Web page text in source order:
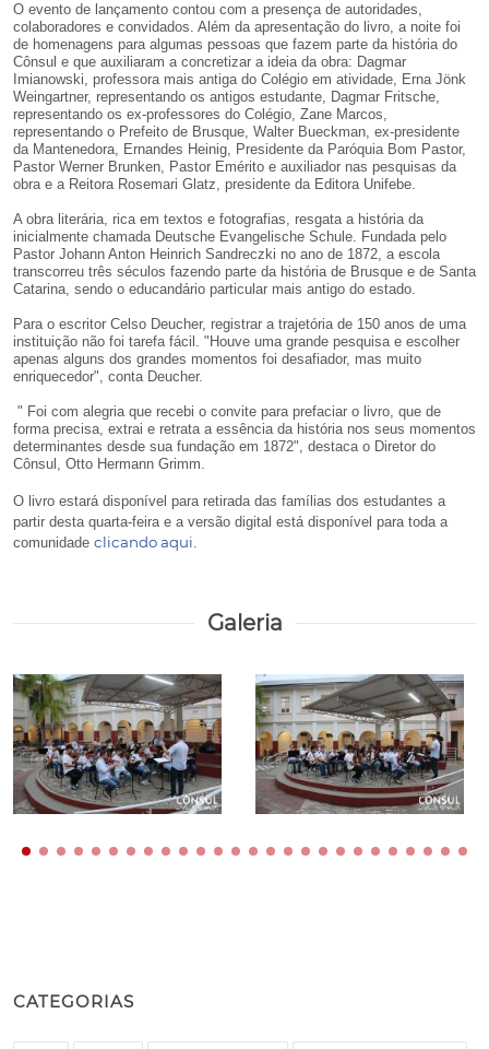
O evento de lançamento contou com a presença de autoridades,
colaboradores e convidados. Além da apresentação do livro, a noite foi
de homenagens para algumas pessoas que fazem parte da história do
Cônsul e que auxiliaram a concretizar a ideia da obra: Dagmar
Imianowski, professora mais antiga do Colégio em atividade, Erna Jönk
Weingartner, representando os antigos estudante, Dagmar Fritsche,
representando os ex-professores do Colégio, Zane Marcos,
representando o Prefeito de Brusque, Walter Bueckman, ex-presidente
da Mantenedora, Ernandes Heinig, Presidente da Paróquia Bom Pastor,
Pastor Werner Brunken, Pastor Emérito e auxiliador nas pesquisas da
obra e a Reitora Rosemari Glatz, presidente da Editora Unifebe.
A obra literária, rica em textos e fotografias, resgata a história da
inicialmente chamada Deutsche Evangelische Schule. Fundada pelo
Pastor Johann Anton Heinrich Sandreczki no ano de 1872, a escola
transcorreu três séculos fazendo parte da história de Brusque e de Santa
Catarina, sendo o educandário particular mais antigo do estado.
Para o escritor Celso Deucher, registrar a trajetória de 150 anos de uma
instituição não foi tarefa fácil. "Houve uma grande pesquisa e escolher
apenas alguns dos grandes momentos foi desafiador, mas muito
enriquecedor", conta Deucher.
" Foi com alegria que recebi o convite para prefaciar o livro, que de
forma precisa, extrai e retrata a essência da história nos seus momentos
determinantes desde sua fundação em 1872", destaca o Diretor do
Cônsul, Otto Hermann Grimm.
O livro estará disponível para retirada das famílias dos estudantes a
partir desta quarta-feira e a versão digital está disponível para toda a
comunidade clicando aqui.
Galeria
CATEGORIAS